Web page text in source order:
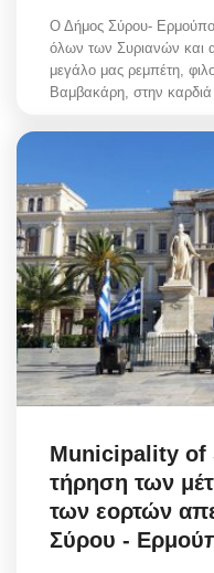
Ο Δήμος Σύρου-
όλων των Συριανών και
μεγάλο μας ρεμπέτη,
Βαμβακάρη, στην καρδιά
Municipality of
τήρηση των
των εορτών
Σύρου -